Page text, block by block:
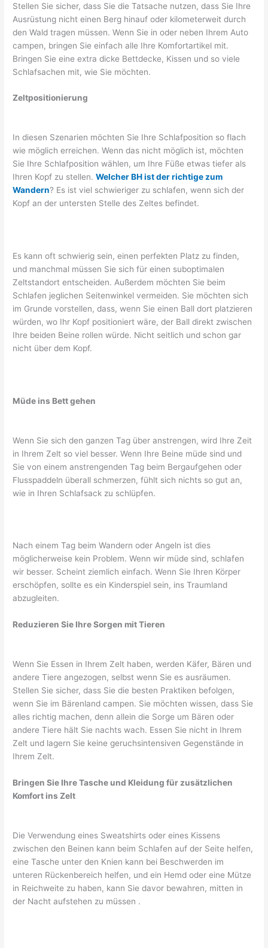
Stellen Sie sicher, dass Sie die Tatsache nutzen, dass Sie Ihre
Ausrüstung nicht einen Berg hinauf oder kilometerweit durch
den Wald tragen müssen. Wenn Sie in oder neben Ihrem Auto
campen, bringen Sie einfach alle Ihre Komfortartikel mit.
Bringen Sie eine extra dicke Bettdecke, Kissen und so viele
Schlafsachen mit, wie Sie möchten.
Zeltpositionierung
In diesen Szenarien möchten Sie Ihre Schlafposition so flach
wie möglich erreichen. Wenn das nicht möglich ist, möchten
Sie Ihre Schlafposition wählen, um Ihre Füße etwas tiefer als
Ihren Kopf zu stellen.Welcher BH ist der richtige zum
Wandern? Es ist viel schwieriger zu schlafen, wenn sich der
Kopf an der untersten Stelle des Zeltes befindet.
Es kann oft schwierig sein, einen perfekten Platz zu finden,
und manchmal müssen Sie sich für einen suboptimalen
Zeltstandort entscheiden. Außerdem möchten Sie beim
Schlafen jeglichen Seitenwinkel vermeiden. Sie möchten sich
im Grunde vorstellen, dass, wenn Sie einen Ball dort platzieren
würden, wo Ihr Kopf positioniert wäre, der Ball direkt zwischen
Ihre beiden Beine rollen würde. Nicht seitlich und schon gar
nicht über dem Kopf.
Müde ins Bett gehen
Wenn Sie sich den ganzen Tag über anstrengen, wird Ihre Zeit
in Ihrem Zelt so viel besser. Wenn Ihre Beine müde sind und
Sie von einem anstrengenden Tag beim Bergaufgehen oder
Flusspaddeln überall schmerzen, fühlt sich nichts so gut an,
wie in Ihren Schlafsack zu schlüpfen.
Nach einem Tag beim Wandern oder Angeln ist dies
möglicherweise kein Problem. Wenn wir müde sind, schlafen
wir besser. Scheint ziemlich einfach. Wenn Sie Ihren Körper
erschöpfen, sollte es ein Kinderspiel sein, ins Traumland
abzugleiten.
Reduzieren Sie Ihre Sorgen mit Tieren
Wenn Sie Essen in Ihrem Zelt haben, werden Käfer, Bären und
andere Tiere angezogen, selbst wenn Sie es ausräumen.
Stellen Sie sicher, dass Sie die besten Praktiken befolgen,
wenn Sie im Bärenland campen. Sie möchten wissen, dass Sie
alles richtig machen, denn allein die Sorge um Bären oder
andere Tiere hält Sie nachts wach. Essen Sie nicht in Ihrem
Zelt und lagern Sie keine geruchsintensiven Gegenstände in
Ihrem Zelt.
Bringen Sie Ihre Tasche und Kleidung für zusätzlichen
Komfort ins Zelt
Die Verwendung eines Sweatshirts oder eines Kissens
zwischen den Beinen kann beim Schlafen auf der Seite helfen,
eine Tasche unter den Knien kann bei Beschwerden im
unteren Rückenbereich helfen, und ein Hemd oder eine Mütze
in Reichweite zu haben, kann Sie davor bewahren, mitten in
der Nacht aufstehen zu müssen .